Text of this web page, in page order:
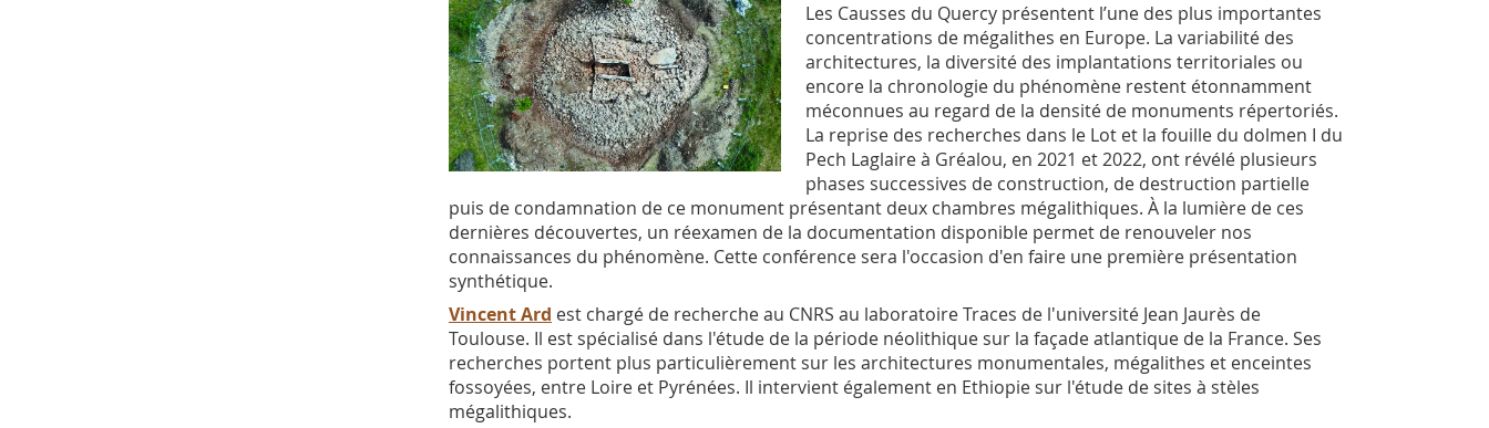
Les Causses du Quercy présentent l’une des plus importantes
concentrations de mégalithes en Europe. La variabilité des
architectures, la diversité des implantations territoriales ou
encore la chronologie du phénomène restent étonnamment
méconnues au regard de la densité de monuments répertoriés.
La reprise des recherches dans le Lot et la fouille du dolmen I du
Pech Laglaire à Gréalou, en 2021 et 2022, ont révélé plusieurs
phases successives de construction, de destruction partielle
puis de condamnation de ce monument présentant deux chambres mégalithiques. À la lumière de ces
dernières découvertes, un réexamen de la documentation disponible permet de renouveler nos
connaissances du phénomène. Cette conférence sera l'occasion d'en faire une première présentation
synthétique.
Vincent Ard est chargé de recherche au CNRS au laboratoire Traces de l'université Jean Jaurès de
Toulouse. Il est spécialisé dans l'étude de la période néolithique sur la façade atlantique de la France. Ses
recherches portent plus particulièrement sur les architectures monumentales, mégalithes et enceintes
fossoyées, entre Loire et Pyrénées. Il intervient également en Ethiopie sur l'étude de sites à stèles
mégalithiques.